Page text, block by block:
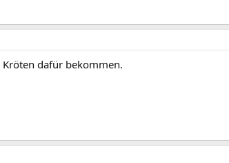
dafür bekommen.